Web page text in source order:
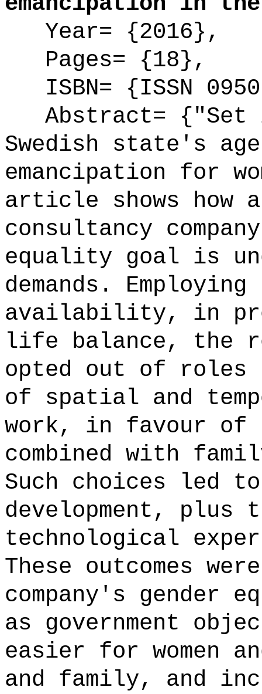
Year= {2016},
Pages= {18},
ISBN= {ISSN
Abstract= {"Set
Swedish state's
emancipation for
article shows how
consultancy
equality goal is
demands.
availability, in
life balance, the
opted out of roles
of spatial and
work, in favour of
combined with
Such choices led
development, plus
technological
These outcomes
company's gender
as government
easier for women
and family, and